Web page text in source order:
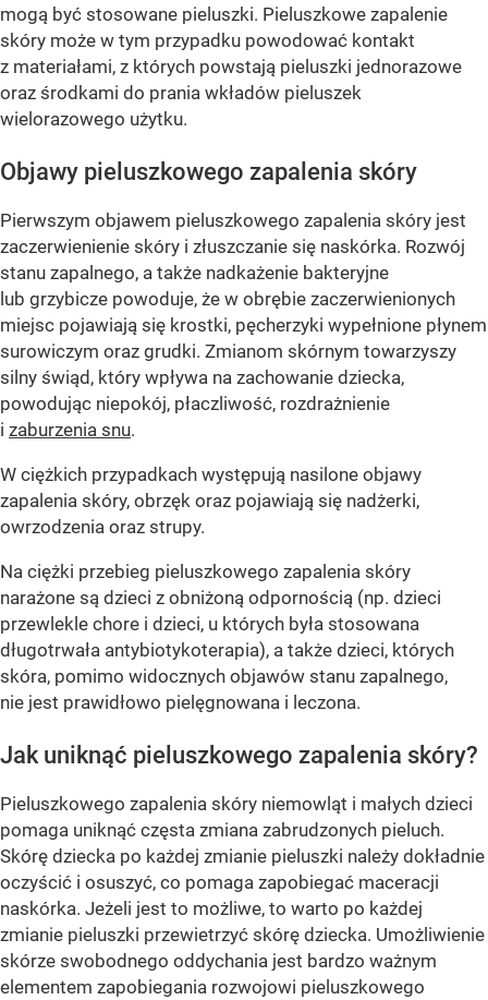
mogą być stosowane pieluszki. Pieluszkowe zapalenie
skóry może w tym przypadku powodować kontakt
z materiałami, z których powstają pieluszki jednorazowe
oraz środkami do prania wkładów pieluszek
wielorazowego użytku.
Objawy pieluszkowego zapalenia skóry
Pierwszym objawem pieluszkowego zapalenia skóry jest
zaczerwienienie skóry i złuszczanie się naskórka. Rozwój
stanu zapalnego, a także nadkażenie bakteryjne
lub grzybicze powoduje, że w obrębie zaczerwienionych
miejsc pojawiają się krostki, pęcherzyki wypełnione płynem
surowiczym oraz grudki. Zmianom skórnym towarzyszy
silny świąd, który wpływa na zachowanie dziecka,
powodując niepokój, płaczliwość, rozdrażnienie
i zaburzenia snu.
W ciężkich przypadkach występują nasilone objawy
zapalenia skóry, obrzęk oraz pojawiają się nadżerki,
owrzodzenia oraz strupy.
Na ciężki przebieg pieluszkowego zapalenia skóry
narażone są dzieci z obniżoną odpornością (np. dzieci
przewlekle chore i dzieci, u których była stosowana
długotrwała antybiotykoterapia), a także dzieci, których
skóra, pomimo widocznych objawów stanu zapalnego,
nie jest prawidłowo pielęgnowana i leczona.
Jak uniknąć pieluszkowego zapalenia skóry?
Pieluszkowego zapalenia skóry niemowląt i małych dzieci
pomaga uniknąć częsta zmiana zabrudzonych pieluch.
Skórę dziecka po każdej zmianie pieluszki należy dokładnie
oczyścić i osuszyć, co pomaga zapobiegać maceracji
naskórka. Jeżeli jest to możliwe, to warto po każdej
zmianie pieluszki przewietrzyć skórę dziecka. Umożliwienie
skórze swobodnego oddychania jest bardzo ważnym
elementem zapobiegania rozwojowi pieluszkowego